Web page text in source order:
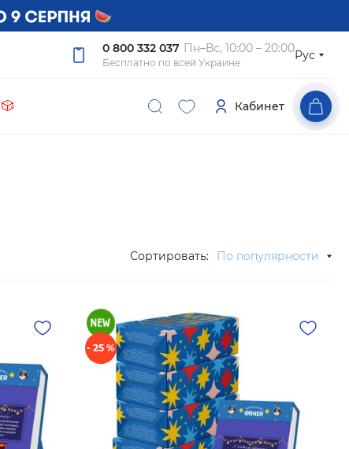
0 800 332 037 Пн–Вс, 10:00 – 20:00
Бесплатно по всей Украине
Рус
Кабинет
Сортировать: По популярности
- 25 %